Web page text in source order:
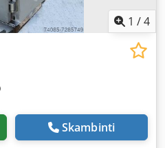
1 /4
Skambinti